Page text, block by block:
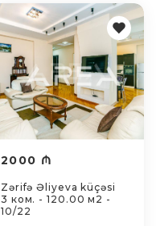
2000 ₼
Zərifə Əliyeva küçəsi
3 ком. - 120.00 м2 -
10/22